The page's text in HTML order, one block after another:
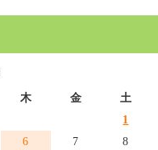
木 金
土
1
6 7 8